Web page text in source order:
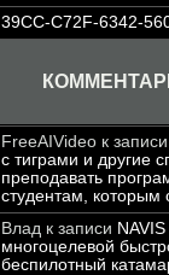
39CC-C72F-6342-
FreeAIVideo к записи
с тиграми и другие
преподавать
студентам, которым
Влад к записи
многоцелевой
беспилотный